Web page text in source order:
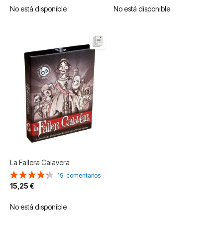
No está disponible No está disponible
La Fallera Calavera
Valoración:
86%
19 comentarios
15,25 €
No está disponible